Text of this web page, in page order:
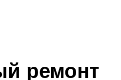
ремонт